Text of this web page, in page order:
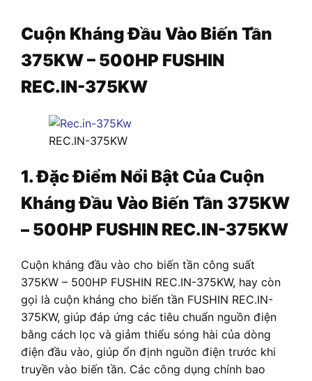
Cuộn Kháng Đầu Vào Biến Tần
375KW – 500HP FUSHIN
REC.IN-375KW
REC.IN-375KW
1. Đặc Điểm Nổi Bật Của Cuộn
Kháng Đầu Vào Biến Tần 375KW
– 500HP FUSHIN REC.IN-375KW
Cuộn kháng đầu vào cho biến tần công suất
375KW – 500HP FUSHIN REC.IN-375KW, hay còn
gọi là cuộn kháng cho biến tần FUSHIN REC.IN-
375KW, giúp đáp ứng các tiêu chuẩn nguồn điện
bằng cách lọc và giảm thiểu sóng hài của dòng
điện đầu vào, giúp ổn định nguồn điện trước khi
truyền vào biến tần. Các công dụng chính bao